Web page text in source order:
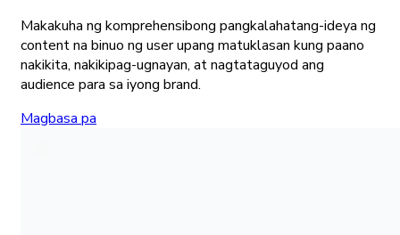
Makakuha ng komprehensibong pangkalahatang-ideya ng
content na binuo ng user upang matuklasan kung paano
nakikita, nakikipag-ugnayan, at nagtataguyod ang
audience para sa iyong brand.
Magbasa pa